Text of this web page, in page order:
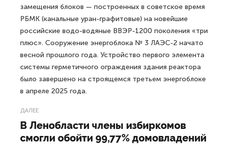
замещения блоков — построенных в советское время
РБМК (канальные уран-графитовые) на новейшие
российские водо-водяные ВВЭР-1200 поколения «три
плюс». Сооружение энергоблока № 3 ЛАЭС-2 начато
весной прошлого года. Устройство первого элемента
системы герметичного ограждения здания реактора
было завершено на строящемся третьем энергоблоке
в апреле 2025 года.
ДАЛЕЕ
В Ленобласти члены избиркомов
смогли обойти 99,77% домовладений